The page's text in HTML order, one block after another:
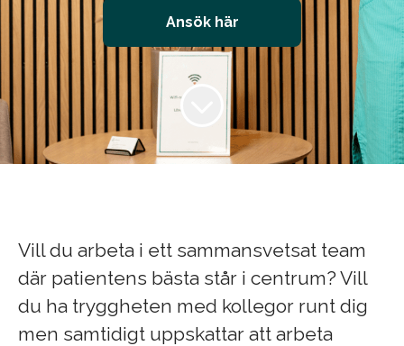
Ansök här
Vill du arbeta i ett sammansvetsat team
där patientens bästa står i centrum? Vill
du ha tryggheten med kollegor runt dig
men samtidigt uppskattar att arbeta